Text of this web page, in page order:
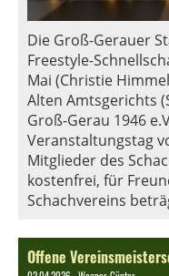
Die Groß-Gerauer
Freestyle-
Mai (Christie
Alten Amtsgerichts
Groß-Gerau 1946
Veranstaltungstag
Mitglieder des
kostenfrei, für
Schachvereins
Offene